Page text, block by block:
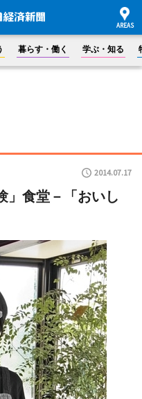
暮らす・働く 学ぶ・知る
2014.07.17
」食堂－「おいし